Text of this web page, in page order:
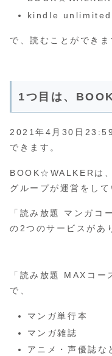
kindle unlimited
で、読むことができま
1つ目は、
2021年4月30日
できます。
BOOK☆WALKERは
グループが運営をして
「読み放題 マンガコ
の2つのサービスがあ
「読み放題 MAXコ
で、
マンガ単行本
マンガ雑誌
アニメ・声優誌な